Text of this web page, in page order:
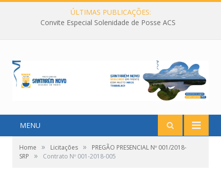
ÚLTIMAS PUBLICAÇÕES:
Convite Especial Solenidade de Posse ACS
MENU
Home » Licitações »
PREGÃO PRESENCIAL Nº 001/2018-
SRP
» Contrato Nº 001-2018-005